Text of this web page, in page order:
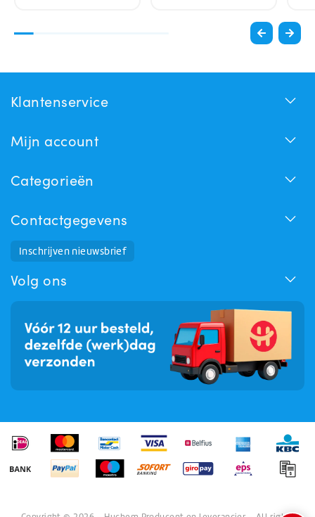
Klantenservice
Mijn account
Categorieën
Contactgegevens
Inschrijven nieuwsbrief
Volg ons